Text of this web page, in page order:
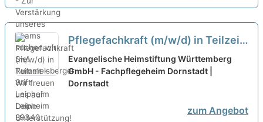
Pflegefachkraft (m/w/d) in Teilzeit
- Wir freuen uns auf Deine
Unterstützung! neu
Evangelische Heimstiftung Württemberg
GmbH - Fachpflegeheim Dornstadt |
Dornstadt
zum Angebot